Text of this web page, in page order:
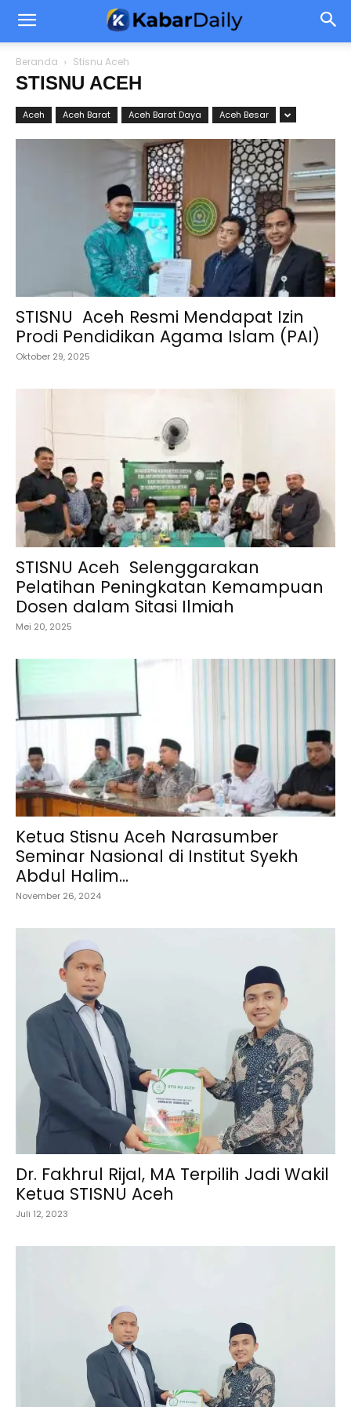
Beranda Stisnu Aceh
STISNU ACEH
Aceh Aceh Barat Aceh Barat Daya Aceh Besar
STISNU Aceh Resmi Mendapat Izin
Prodi Pendidikan Agama Islam (PAI)
Oktober 29, 2025
STISNU Aceh Selenggarakan
Pelatihan Peningkatan Kemampuan
Dosen dalam Sitasi Ilmiah
Mei 20, 2025
Ketua Stisnu Aceh Narasumber
Seminar Nasional di Institut Syekh
Abdul Halim...
November 26, 2024
Dr. Fakhrul Rijal, MA Terpilih Jadi Wakil
Ketua STISNU Aceh
Juli 12, 2023